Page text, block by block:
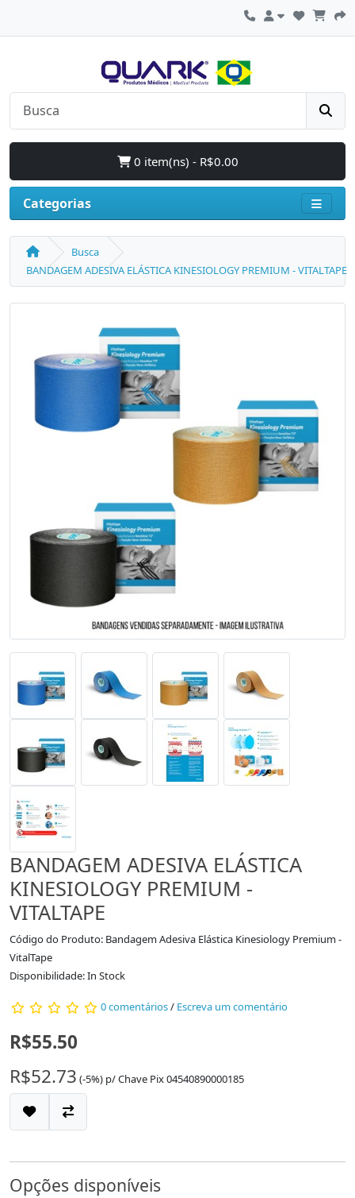
0 item(ns) - R$0.00
Categorias
Busca
BANDAGEM ADESIVA ELÁSTICA KINESIOLOGY PREMIUM - VITALTAPE
BANDAGEM ADESIVA ELÁSTICA
KINESIOLOGY PREMIUM -
VITALTAPE
Código do Produto: Bandagem Adesiva Elástica Kinesiology Premium -
VitalTape
Disponibilidade: In Stock
0 comentários/ Escreva um comentário
R$55.50
R$52.73 (-5%) p/Chave Pix 04540890000185
Opções disponíveis